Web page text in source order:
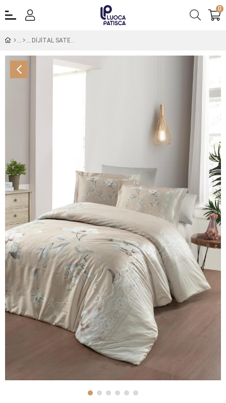
0
DİJİTAL SATEN ÇİFT KİŞİLİK NEVRESİM TAKIMI VERONA